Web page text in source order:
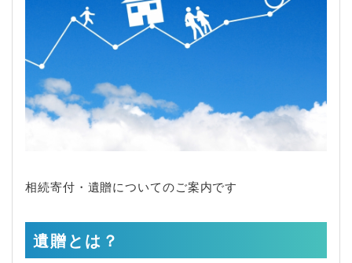
相続寄付・遺贈についてのご案内です
遺贈とは？